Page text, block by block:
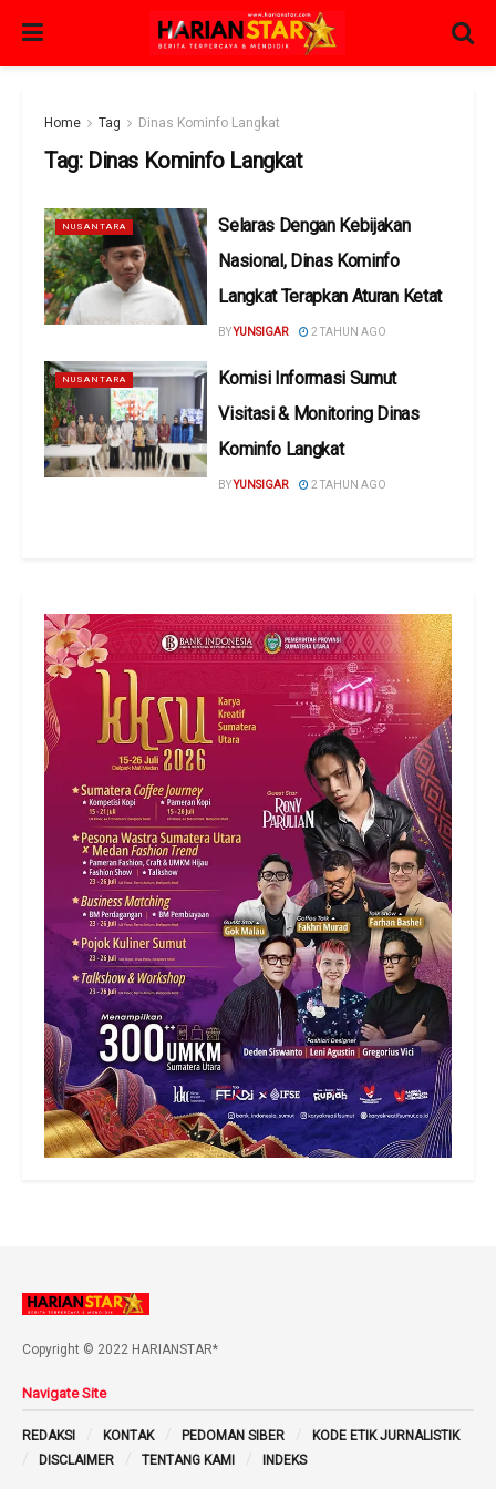
Home Tag Dinas Kominfo Langkat
Tag: Dinas Kominfo Langkat
NUSANTARA
Selaras Dengan Kebijakan
Nasional, Dinas Kominfo
Langkat Terapkan Aturan Ketat
BYYUNSIGAR 2 TAHUN AGO
NUSANTARA
Komisi Informasi Sumut
Visitasi & Monitoring Dinas
Kominfo Langkat
BYYUNSIGAR 2 TAHUN AGO
Copyright © 2022 HARIANSTAR*
Navigate Site
REDAKSI KONTAK PEDOMAN SIBER
KODE ETIK JURNALISTIK
DISCLAIMER
TENTANG KAMI INDEKS